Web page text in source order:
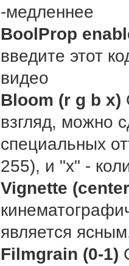
-медленнее
BoolProp
введите этот
видео
Bloom (r g b x)
взгляд, можно
специальных
255), и "x" -
Vignette
является
Filmgrain (0-1)